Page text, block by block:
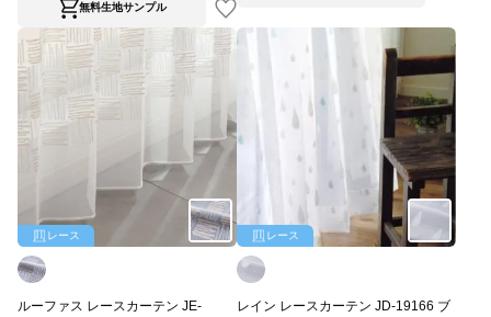
無料生地サンプル
レース
ルーファス レースカーテン JE-
レース
レイン レースカーテン JD-19166 ブ